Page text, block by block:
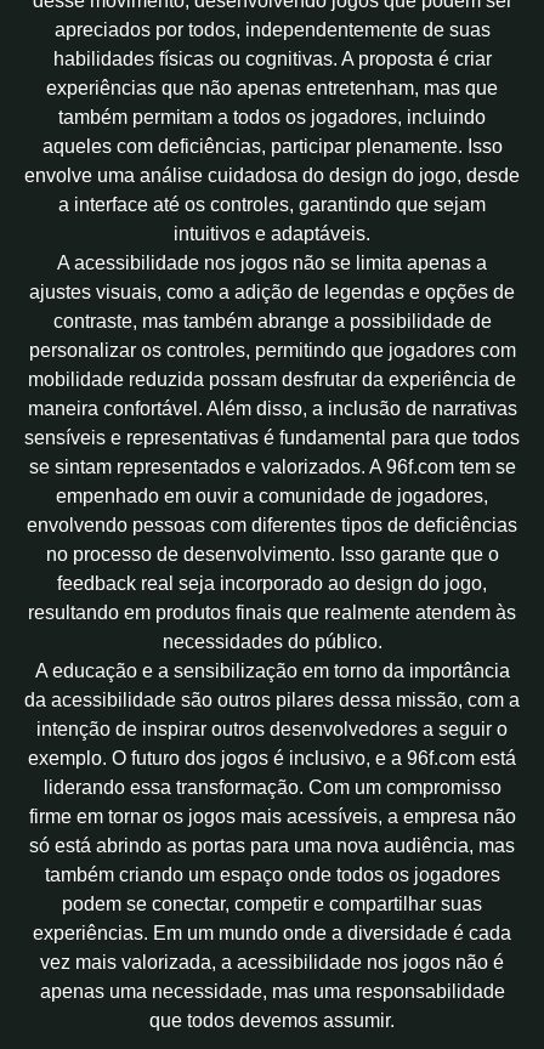
apreciados por todos, independentemente de suas
habilidades físicas ou cognitivas. A proposta é criar
experiências que não apenas entretenham, mas que
também permitam a todos os jogadores, incluindo
aqueles com deficiências, participar plenamente. Isso
envolve uma análise cuidadosa do design do jogo, desde
a interface até os controles, garantindo que sejam
intuitivos e adaptáveis.
A acessibilidade nos jogos não se limita apenas a
ajustes visuais, como a adição de legendas e opções de
contraste, mas também abrange a possibilidade de
personalizar os controles, permitindo que jogadores com
mobilidade reduzida possam desfrutar da experiência de
maneira confortável. Além disso, a inclusão de narrativas
sensíveis e representativas é fundamental para que todos
se sintam representados e valorizados. A 96f.com tem se
empenhado em ouvir a comunidade de jogadores,
envolvendo pessoas com diferentes tipos de deficiências
no processo de desenvolvimento. Isso garante que o
feedback real seja incorporado ao design do jogo,
resultando em produtos finais que realmente atendem às
necessidades do público.
A educação e a sensibilização em torno da importância
da acessibilidade são outros pilares dessa missão, com a
intenção de inspirar outros desenvolvedores a seguir o
exemplo. O futuro dos jogos é inclusivo, e a 96f.com está
liderando essa transformação. Com um compromisso
firme em tornar os jogos mais acessíveis, a empresa não
só está abrindo as portas para uma nova audiência, mas
também criando um espaço onde todos os jogadores
podem se conectar, competir e compartilhar suas
experiências. Em um mundo onde a diversidade é cada
vez mais valorizada, a acessibilidade nos jogos não é
apenas uma necessidade, mas uma responsabilidade
que todos devemos assumir.